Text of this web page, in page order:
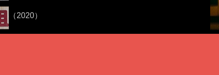
（2020）